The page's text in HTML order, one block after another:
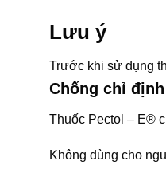
Lưu ý
Trước khi sử dụng
Chống chỉ định
Thuốc Pectol – E®
Không dùng cho